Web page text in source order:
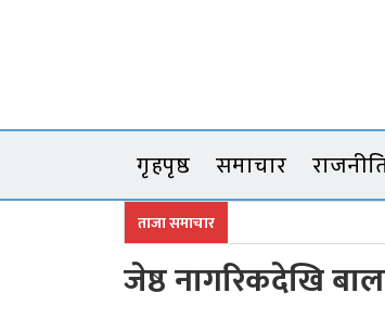
गृहपृष्ठ समाचार
ताजा समाचार
जेष्ठ नागरिकदेखि